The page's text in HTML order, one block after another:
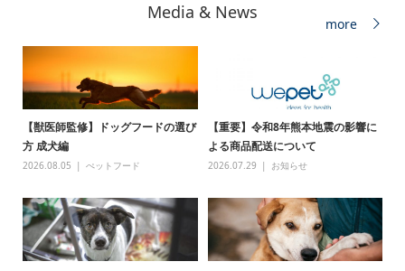
Media & News
more
【獣医師監修】ドッグフードの選び
方 成犬編
2026.08.05 ぺットフード
【重要】令和8年熊本地震の影響に
よる商品配送について
2026.07.29 お知らせ